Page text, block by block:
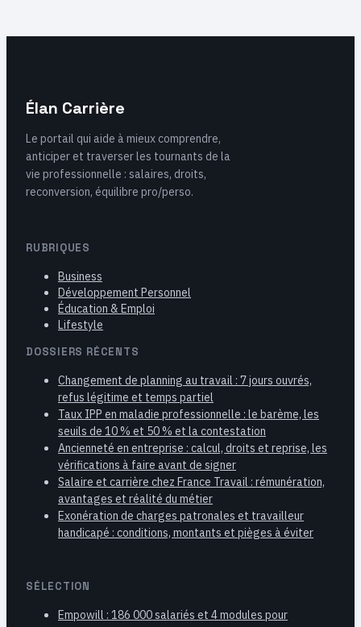
Élan Carrière
Le portail qui aide à mieux comprendre,
anticiper et traverser les tournants de la
vie professionnelle : salaires, droits,
reconversion, équilibre pro/perso.
RUBRIQUES
Business
Développement Personnel
Éducation & Emploi
Lifestyle
DOSSIERS RÉCENTS
Changement de planning au travail : 7 jours ouvrés,
refus légitime et temps partiel
Taux IPP en maladie professionnelle : le barème, les
seuils de 10 % et 50 % et la contestation
Ancienneté en entreprise : calcul, droits et reprise, les
vérifications à faire avant de signer
Salaire et carrière chez France Travail : rémunération,
avantages et réalité du métier
Exonération de charges patronales et travailleur
handicapé : conditions, montants et pièges à éviter
SÉLECTION
Empowill : 186 000 salariés et 4 modules pour